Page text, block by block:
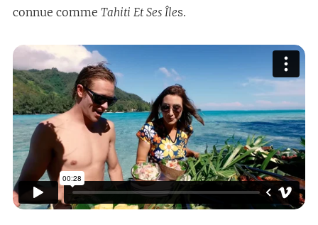
connue comme Tahiti Et Ses Îles.